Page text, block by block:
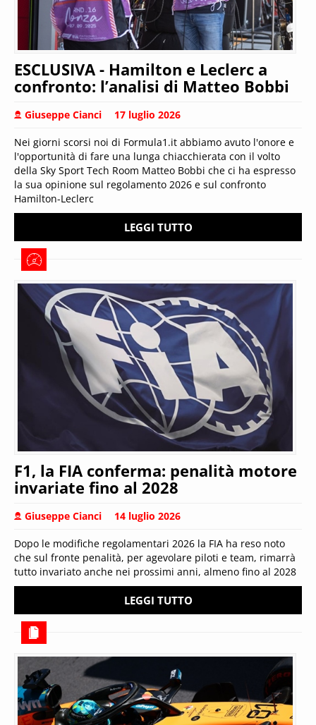
ESCLUSIVA - Hamilton e Leclerc a
confronto: l’analisi di Matteo Bobbi
Giuseppe Cianci 17 luglio 2026
Nei giorni scorsi noi di Formula1.it abbiamo avuto l'onore e
l'opportunità di fare una lunga chiacchierata con il volto
della Sky Sport Tech Room Matteo Bobbi che ci ha espresso
la sua opinione sul regolamento 2026 e sul confronto
Hamilton-Leclerc
LEGGI TUTTO
F1, la FIA conferma: penalità motore
invariate fino al 2028
Giuseppe Cianci 14 luglio 2026
Dopo le modifiche regolamentari 2026 la FIA ha reso noto
che sul fronte penalità, per agevolare piloti e team, rimarrà
tutto invariato anche nei prossimi anni, almeno fino al 2028
LEGGI TUTTO